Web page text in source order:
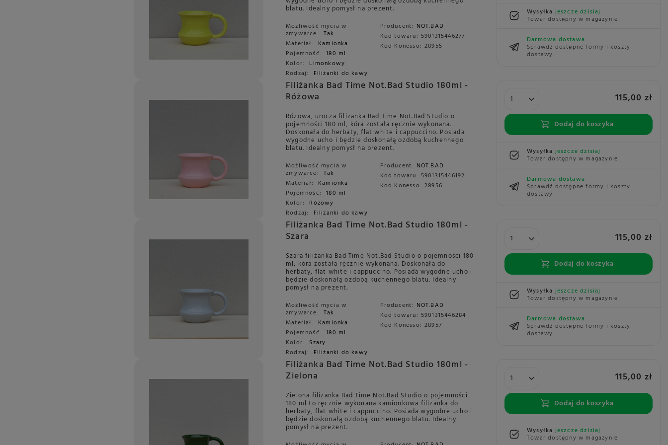
blatu. Idealny pomysł na prezent.
Możliwość mycia w
zmywarce: Tak
Materiał: Kamionka
Pojemność: 180 ml
Kolor: Limonkowy
Rodzaj:
Filiżanki do kawy
Producent: NOT.BAD
Kod towaru: 5901315446277
Kod Konesso: 28955
Wysyłkajeszcze dzisiaj
Towar dostępny w magazynie
Darmowa dostawa
Sprawdź dostępne formy i koszty
dostawy
Filiżanka Bad Time Not.Bad Studio 180ml -
Różowa
Różowa, urocza filiżanka Bad Time Not.Bad Studio o
pojemności 180 ml, kóra została ręcznie wykonana.
Doskonała do herbaty, flat white i cappuccino. Posiada
wygodne ucho i będzie doskonałą ozdobą kuchennego
blatu. Idealny pomysł na prezent.
Możliwość mycia w
zmywarce: Tak
Materiał: Kamionka
Pojemność: 180 ml
Kolor: Różowy
Rodzaj:
Filiżanki do kawy
Producent: NOT.BAD
Kod towaru: 5901315446192
Kod Konesso: 28956
115,00 zł
Dodaj do koszyka
Wysyłkajeszcze dzisiaj
Towar dostępny w magazynie
Darmowa dostawa
Sprawdź dostępne formy i koszty
dostawy
Filiżanka Bad Time Not.Bad Studio 180ml -
Szara
Szara filiżanka Bad Time Not.Bad Studio o pojemności 180
ml, kóra została ręcznie wykonana. Doskonała do
herbaty, flat white i cappuccino. Posiada wygodne ucho i
będzie doskonałą ozdobą kuchennego blatu. Idealny
pomysł na prezent.
Możliwość mycia w
zmywarce: Tak
Materiał: Kamionka
Pojemność: 180 ml
Kolor: Szary
Rodzaj:
Filiżanki do kawy
Producent: NOT.BAD
Kod towaru: 5901315446284
Kod Konesso: 28957
115,00 zł
Dodaj do koszyka
Wysyłkajeszcze dzisiaj
Towar dostępny w magazynie
Darmowa dostawa
Sprawdź dostępne formy i koszty
dostawy
Filiżanka Bad Time Not.Bad Studio 180ml -
Zielona
Zielona filiżanka Bad Time Not.Bad Studio o pojemności
180 ml to ręcznie wykonana kamionkowa filiżanka do
herbaty, flat white i cappuccino. Posiada wygodne ucho i
będzie doskonałą ozdobą kuchennego blatu. Idealny
pomysł na prezent.
115,00 zł
Dodaj do koszyka
Wysyłkajeszcze dzisiaj
Towar dostępny w magazynie